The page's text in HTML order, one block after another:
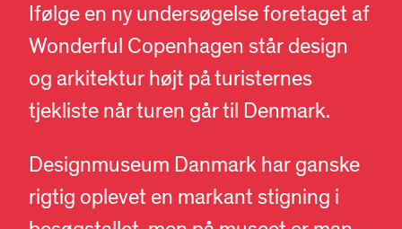
Ifølge en ny undersøgelse foretaget af
Wonderful Copenhagen står design
og arkitektur højt på turisternes
tjekliste når turen går til Denmark.
Designmuseum Danmark har ganske
rigtig oplevet en markant stigning i